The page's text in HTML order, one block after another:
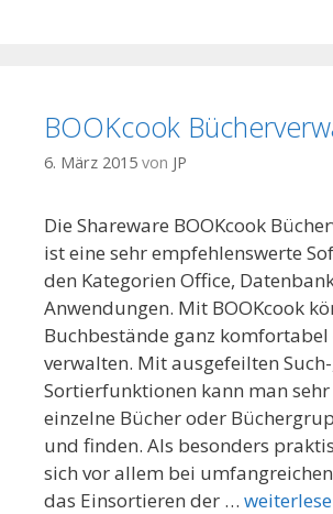
BOOKcook
6. März 2015 von JP
Die Shareware BOOKcook
ist eine sehr empfehlenswerte
den Kategorien Office,
Anwendungen. Mit BOOKcook
Buchbestände ganz komfortabel
verwalten. Mit ausgefeilten
Sortierfunktionen kann man
einzelne Bücher oder
und finden. Als besonders
sich vor allem bei
das Einsortieren der …